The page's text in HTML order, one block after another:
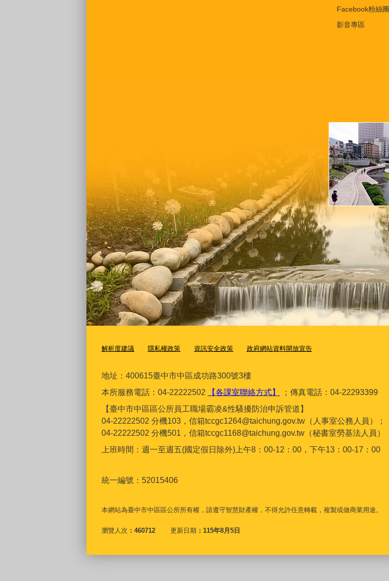
Facebook粉絲團
影音專區
解析度建議 隱私權政策 資訊安全政策 政府網站資料開放宣告
地址：400615臺中市中區成功路300號3樓
本所服務電話：04-22222502
【各課室聯絡方式】
；傳真電話：04-22293399
【臺中市中區區公所員工職場霸凌&性騷擾防治申訴管道】
04-22222502 分機103，信箱tccgc1264@taichung.gov.tw（人事室公務人員）；
04-22222502 分機501，信箱tccgc1168@taichung.gov.tw（秘書室勞基法人員）
上班時間：週一至週五(國定假日除外)上午8：00-12：00，下午13：00-17：00
統一編號：52015406
本網站為臺中市中區區公所所有權，請遵守智慧財產權，不得允許任意轉載，複製或做商業用途。
瀏覽人次 460712 更新日期 115年8月5日